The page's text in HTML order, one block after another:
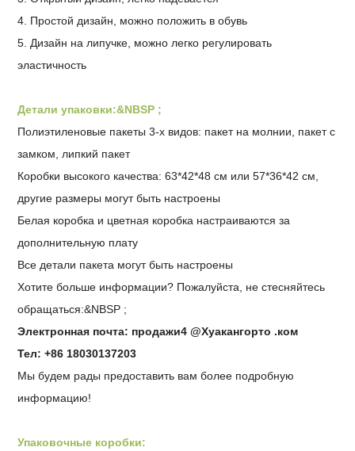
4. Простой дизайн, можно положить в обувь
5. Дизайн на липучке, можно легко регулировать
эластичность
Детали упаковки:&NBSP ;
Полиэтиленовые пакеты 3-х видов: пакет на молнии, пакет с
замком, липкий пакет
Коробки высокого качества: 63*42*48 см или 57*36*42 см,
другие размеры могут быть настроены
Белая коробка и цветная коробка настраиваются за
дополнительную плату
Все детали пакета могут быть настроены
Хотите больше информации? Пожалуйста, не стесняйтесь
обращаться:&NBSP ;
Электронная почта: продажи4 @Хуакангорто .ком
Тел: +86 18030137203
Мы будем рады предоставить вам более подробную
информацию!
Упаковочные коробки: